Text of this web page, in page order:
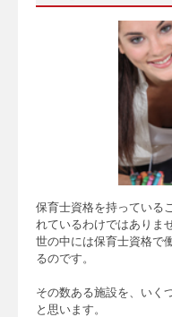
保育士資格を持っている
れているわけではありま
世の中には保育士資格で
るのです。
その数ある施設を、いく
と思います。